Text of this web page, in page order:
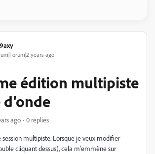
years ago
édition multipiste
ago 0 replies
session multipiste. Lorsque je veux modifier
cliquant dessus), cela m'emmène sur